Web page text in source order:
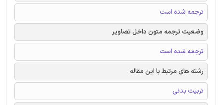
ترجمه شده است
وضعیت ترجمه متون داخل تصاویر
ترجمه شده است
رشته های مرتبط با این مقاله
تربیت بدنی